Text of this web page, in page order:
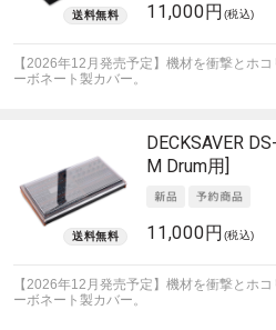
11,000円 (税込)
【2026年12月発売予定】機材を衝撃とホ
ーボネート製カバー。
DECKSAVER
M Drum用]
11,000円 (税込)
【2026年12月発売予定】機材を衝撃とホ
ーボネート製カバー。